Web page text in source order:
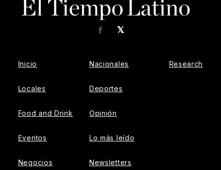
𝕏
Facebook
Inicio
Locales
Food and Drink
Eventos
Negocios
Nacionales
Deportes
Opinión
Lo más leído
Newsletters
Research